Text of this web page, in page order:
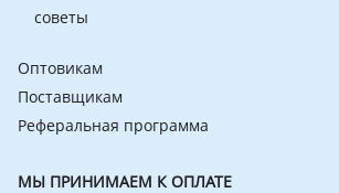
советы
Оптовикам
Поставщикам
Реферальная программа
МЫ ПРИНИМАЕМ К ОПЛАТЕ